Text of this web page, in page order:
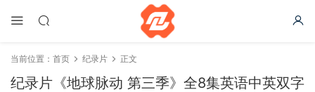
当前位置： 首页 纪录片 正文
纪录片《地球脉动 第三季》全8集英语中英双字